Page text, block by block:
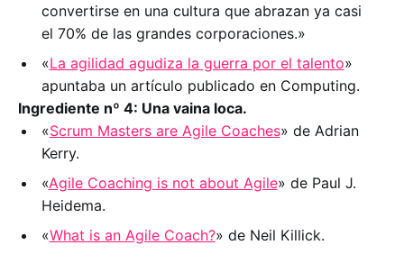
convertirse en una cultura que abrazan ya casi
el 70% de las grandes corporaciones.»
«La agilidad agudiza la guerra por el talento»
apuntaba un artículo publicado en Computing.
Ingrediente nº 4: Una vaina loca.
«Scrum Masters are Agile Coaches» de Adrian
Kerry.
«Agile Coaching is not about Agile» de Paul J.
Heidema.
«What is an Agile Coach?» de Neil Killick.